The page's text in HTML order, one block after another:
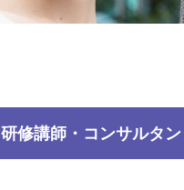
研修講師・コンサルタ